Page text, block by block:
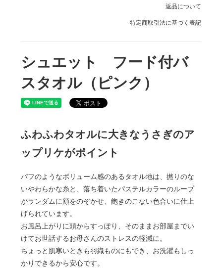
返品について
特定商取引法に基づく表記
シュエット フード付バ
スタオル（ピンク）
ふわふわタオルに大きなうさぎのア
ップリケがポイント
パフのようなボリューム感のあるタオル地は、撚りのな
いやわらかな糸と、落ち着いたパステルカラーのループ
がランダムに顔をのぞかせ、飽きのこない色合いに仕上
げられています。
お風呂上がりに頭からすっぽり、そのままお部屋までい
けてお世話するお母さんのストレスの軽減に。
ちょっと肌寒いときも羽織ものにもでき、お洗濯もしっ
かりできるから安心です。